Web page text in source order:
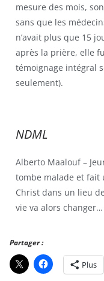
mesure des mois,
sans que les
n’avait plus que 15
après la prière, elle
témoignage intégral
seulement).
NDML
Alberto Maalouf –
tombe malade et fait
Christ dans un lieu
vie va alors changer…
Partager :
Plus